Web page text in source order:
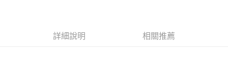
４．使用「AFTEE先享後付」時，將依據個別帳號之用戶狀況，依本公司即
詳細說明 相關推薦